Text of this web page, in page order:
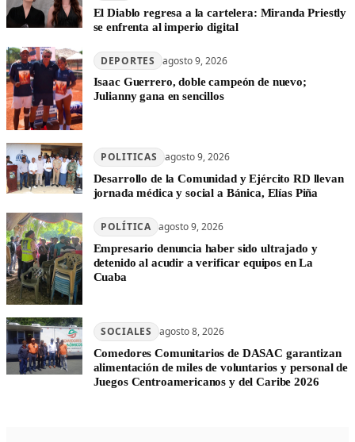
El Diablo regresa a la cartelera: Miranda Priestly
se enfrenta al imperio digital
DEPORTES agosto 9, 2026
Isaac Guerrero, doble campeón de nuevo;
Julianny gana en sencillos
POLITICAS agosto 9, 2026
Desarrollo de la Comunidad y Ejército RD llevan
jornada médica y social a Bánica, Elías Piña
POLÍTICA agosto 9, 2026
Empresario denuncia haber sido ultrajado y
detenido al acudir a verificar equipos en La
Cuaba
SOCIALES agosto 8, 2026
Comedores Comunitarios de DASAC garantizan
alimentación de miles de voluntarios y personal de
Juegos Centroamericanos y del Caribe 2026